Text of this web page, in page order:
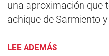
una aproximación que
achique de Sarmiento
LEE ADEMÁS